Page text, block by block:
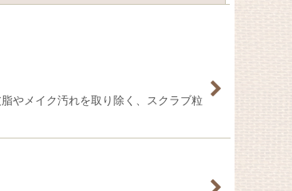
やメイク汚れを取り除く、スクラブ粒